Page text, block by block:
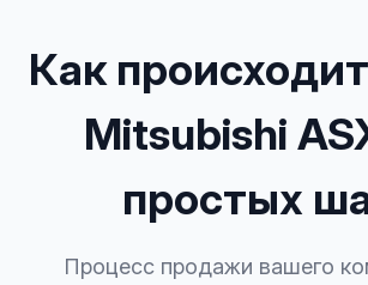
Как
Mitsubishi
простых
Процесс продажи вашего